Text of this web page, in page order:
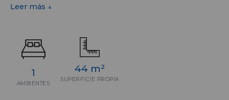
destacan en el punto mas alto de la ciudad.
de Recoleta. Esta unidad de DECO RECOLETA posee
cocina americana, baño completo y balcón. POSESIÓN
Leer más ↓
1
AMBIENTES
44 m²
SUPERFICIE PROPIA